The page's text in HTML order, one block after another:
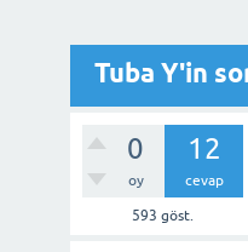
Tuba Y'in
0
oy
12
cevap
593 göst.